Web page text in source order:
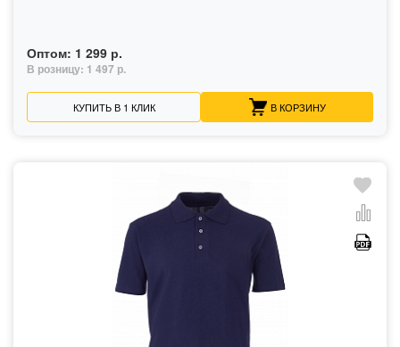
Оптом: 1 299 р.
В розницу: 1 497 р.
КУПИТЬ В 1 КЛИК В КОРЗИНУ